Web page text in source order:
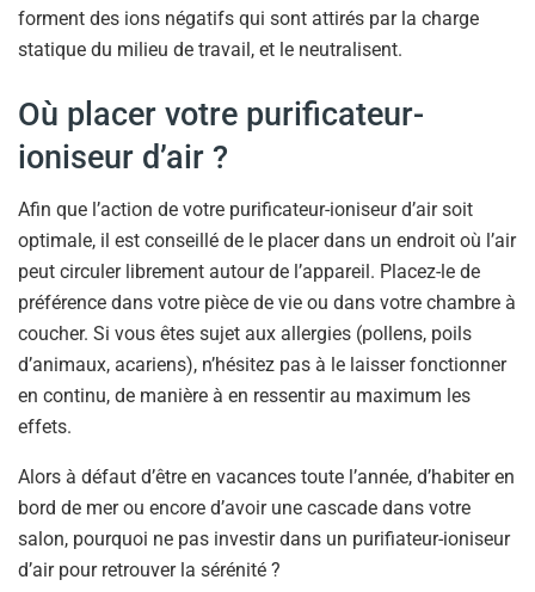
forment des ions négatifs qui sont attirés par la charge
statique du milieu de travail, et le neutralisent.
Où placer votre purificateur-
ioniseur d’air ?
Afin que l’action de votre purificateur-ioniseur d’air soit
optimale, il est conseillé de le placer dans un endroit où l’air
peut circuler librement autour de l’appareil. Placez-le de
préférence dans votre pièce de vie ou dans votre chambre à
coucher. Si vous êtes sujet aux allergies (pollens, poils
d’animaux, acariens), n’hésitez pas à le laisser fonctionner
en continu, de manière à en ressentir au maximum les
effets.
Alors à défaut d’être en vacances toute l’année, d’habiter en
bord de mer ou encore d’avoir une cascade dans votre
salon, pourquoi ne pas investir dans un purifiateur-ioniseur
d’air pour retrouver la sérénité ?